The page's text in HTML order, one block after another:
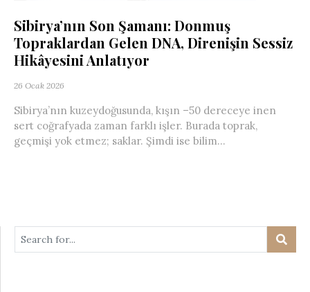
Sibirya’nın Son Şamanı: Donmuş
Topraklardan Gelen DNA, Direnişin Sessiz
Hikâyesini Anlatıyor
26 Ocak 2026
Sibirya’nın kuzeydoğusunda, kışın –50 dereceye inen
sert coğrafyada zaman farklı işler. Burada toprak,
geçmişi yok etmez; saklar. Şimdi ise bilim...